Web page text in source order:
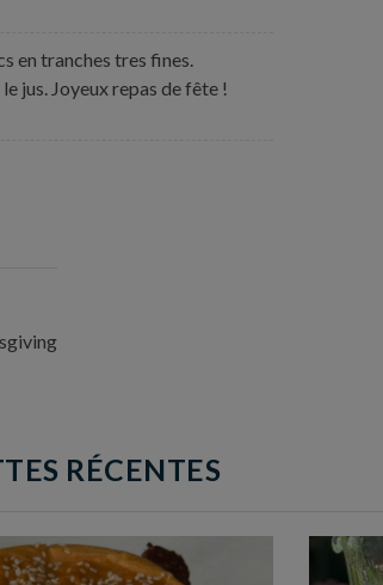
en tranches tres fines.
jus. Joyeux repas de fête !
RÉCENTES